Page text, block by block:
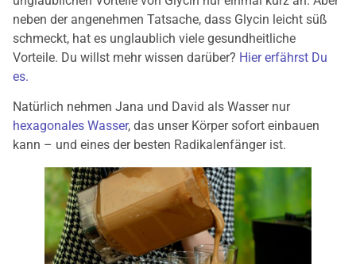
neben der angenehmen Tatsache, dass Glycin leicht süß
schmeckt, hat es unglaublich viele gesundheitliche
Vorteile. Du willst mehr wissen darüber? Hier erfährst Du
es.
Natürlich nehmen Jana und David als Wasser nur
hexagonales Wasser, das unser Körper sofort einbauen
kann – und eines der besten Radikalenfänger ist.